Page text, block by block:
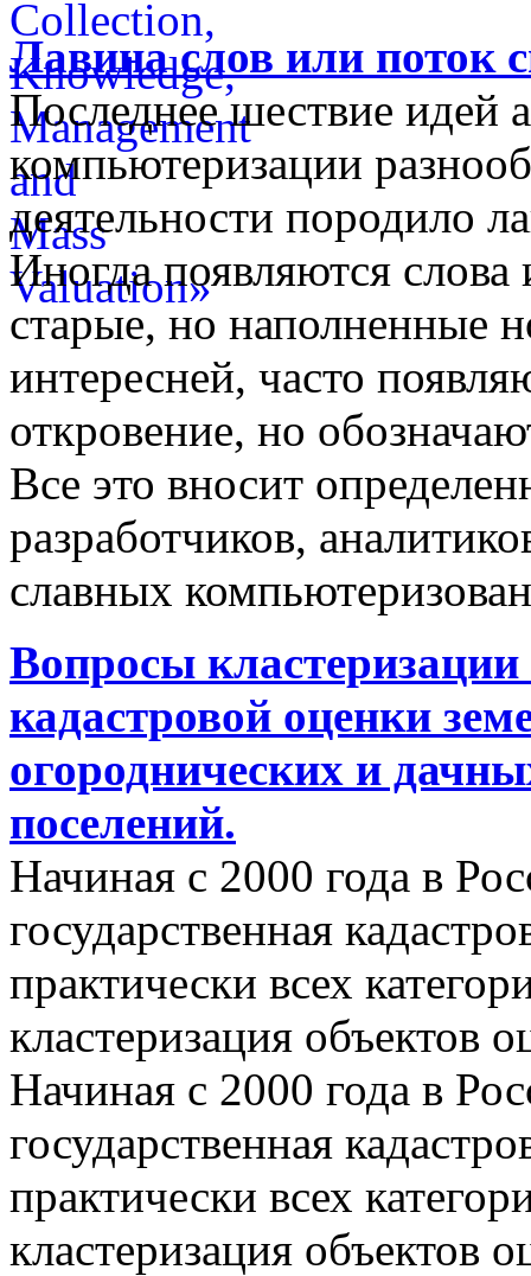
Лавина слов или поток
Последнее шествие идей
компьютеризации
деятельности породило
Иногда появляются
старые, но наполненные
интересней, часто
откровение, но
Все это вносит
разработчиков,
славных
Вопросы кластеризации
кадастровой оценки
огороднических и
поселений.
Начиная с 2000 года в
государственная
практически всех
кластеризация объектов
Начиная с 2000 года в
государственная
практически всех
кластеризация объектов